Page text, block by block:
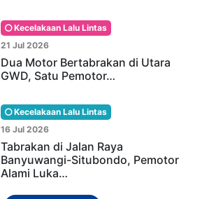
Kecelakaan Lalu Lintas
21 Jul 2026
Dua Motor Bertabrakan di Utara
GWD, Satu Pemotor…
Kecelakaan Lalu Lintas
16 Jul 2026
Tabrakan di Jalan Raya
Banyuwangi-Situbondo, Pemotor
Alami Luka…